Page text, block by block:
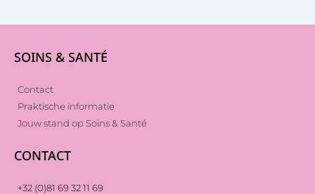
SOINS & SANTÉ
Contact
Praktische informatie
Jouw stand op Soins & Santé
CONTACT
+32 (0)81 69 32 11 69